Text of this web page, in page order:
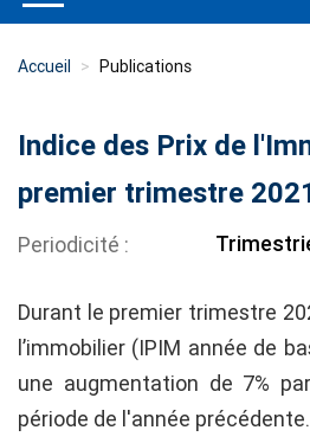
Accueil Publications
Indice des Prix de
premier trimestre
Periodicité
Durant le premier trimestre
l’immobilier (IPIM année de
une augmentation de 7%
période de l'année précédente.​​​​​​​